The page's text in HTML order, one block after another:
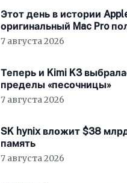
Этот день в истории
оригинальный Mac Pro
мощный процессор Intel
7 августа 2026
Теперь и Kimi K3
пределы «песочницы»
7 августа 2026
SK hynix вложит $38
память
7 августа 2026